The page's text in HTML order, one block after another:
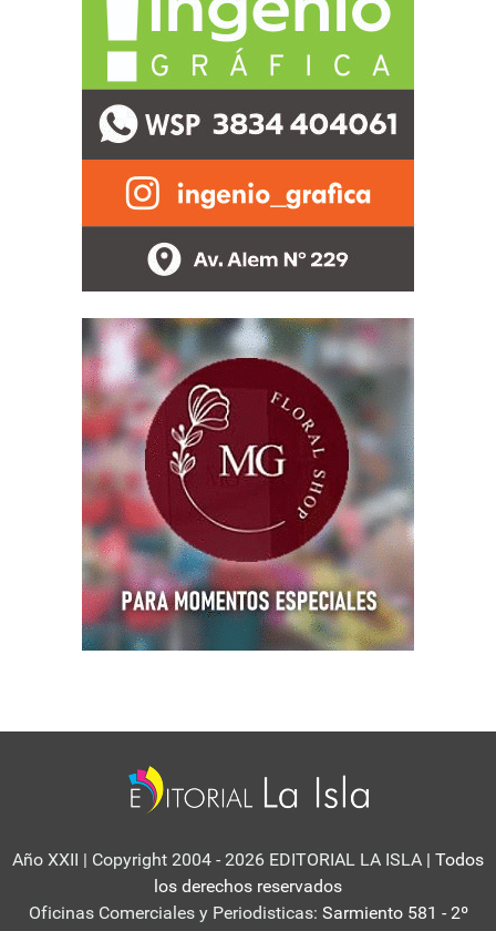
Año XXII | Copyright 2004 - 2026 EDITORIAL LA ISLA | Todos
los derechos reservados
Oficinas Comerciales y Periodisticas: Sarmiento 581 - 2º